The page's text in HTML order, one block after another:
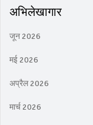
अभिलेखागार
जून 2026
मई 2026
अप्रैल 2026
मार्च 2026